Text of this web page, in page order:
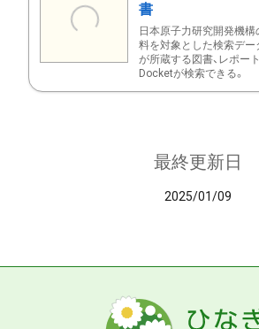
書
日本原子力研究開発機
料を対象とした検索デー
が所蔵する図書、レポート
Docketが検索できる。
最終更新日
2025/01/09